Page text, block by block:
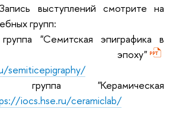
выступлений смотрите на
групп:
"Семитская эпиграфика в
эпоху"
semiticepigraphy/
группа "Керамическая
iocs.hse.ru/ceramiclab/